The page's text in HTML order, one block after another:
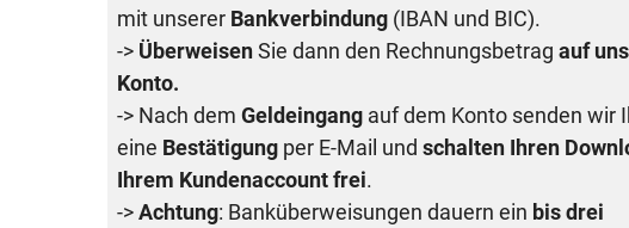
mit unserer Bankverbindung (IBAN und BIC).
-> Überweisen Sie dann den Rechnungsbetrag auf
Konto.
-> Nach dem Geldeingang auf dem Konto senden wir
eine Bestätigung per E-Mail und schalten Ihren
Ihrem Kundenaccount frei.
-> Achtung: Banküberweisungen dauern ein bis drei